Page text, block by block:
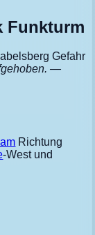
Funkturm
Gefahr
—
Richtung
-West und